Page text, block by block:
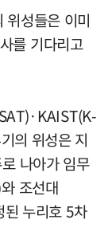
성들은 이미
를 기다리고
의 위성은 지
나아가 임무
조선대
누리호 5차